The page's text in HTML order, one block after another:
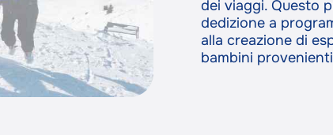
dei viaggi. Questo
dedizione a
alla creazione di
bambini